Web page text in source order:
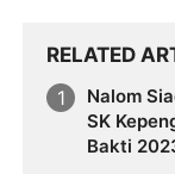
RELATED
Nalom
SK
Bakti